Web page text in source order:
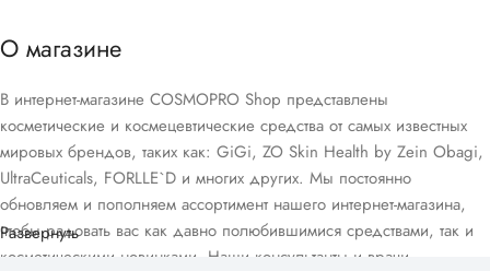
О магазине
В интернет-магазине COSMOPRO Shop представлены
косметические и космецевтические средства от самых известных
мировых брендов, таких как: GiGi, ZO Skin Health by Zein Obagi,
UltraCeuticals, FORLLE`D и многих других. Мы постоянно
обновляем и пополняем ассортимент нашего интернет-магазина,
чтобы радовать вас как давно полюбившимися средствами, так и
косметическими новинками. Наши консультанты и врачи-
Развернуть